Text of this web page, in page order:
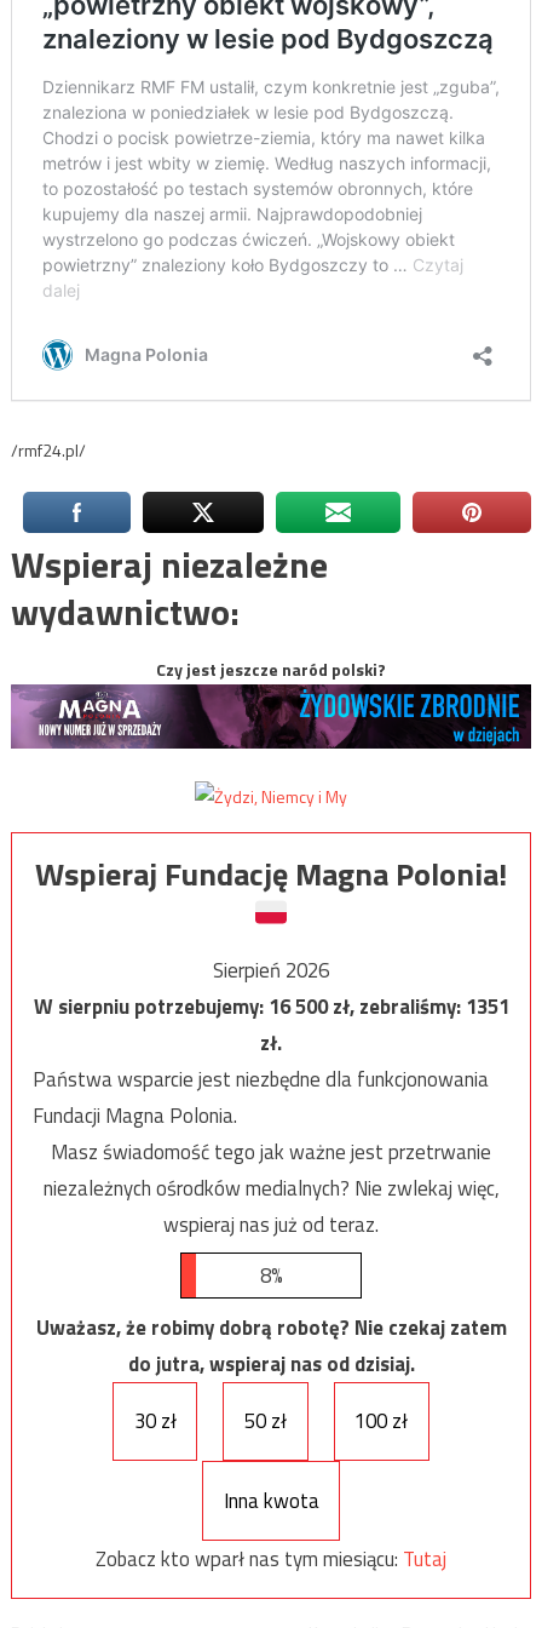
/rmf24.pl/
Wspieraj niezależne
wydawnictwo:
Czy jest jeszcze naród polski?
Wspieraj Fundację Magna Polonia!
Sierpień 2026
W sierpniu potrzebujemy:16 500zł, zebraliśmy:1351
zł.
Państwa wsparcie jest niezbędne dla funkcjonowania
Fundacji Magna Polonia.
Masz świadomość tego jak ważne jest przetrwanie
niezależnych ośrodków medialnych? Nie zwlekaj więc,
wspieraj nas już od teraz.
8%
Uważasz, że robimy dobrą robotę? Nie czekaj zatem
do jutra, wspieraj nas od dzisiaj.
30 zł
50 zł 100 zł
Inna kwota
Zobacz kto wparł nas tym miesiącu: Tutaj